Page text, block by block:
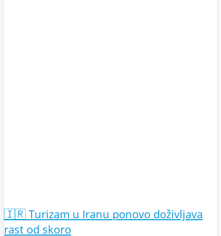
🇮🇷 Turizam u Iranu ponovo doživljava
rast od skoro